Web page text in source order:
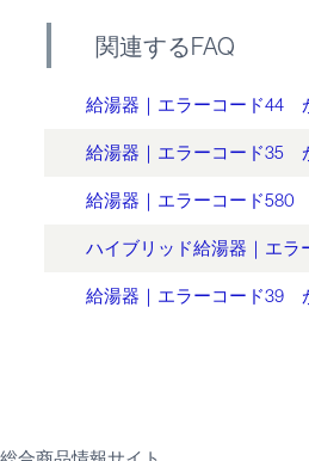
関連するFAQ
給湯器｜エラーコード44
給湯器｜エラーコード35
給湯器｜エラーコード
ハイブリッド給湯器｜エ
給湯器｜エラーコード39